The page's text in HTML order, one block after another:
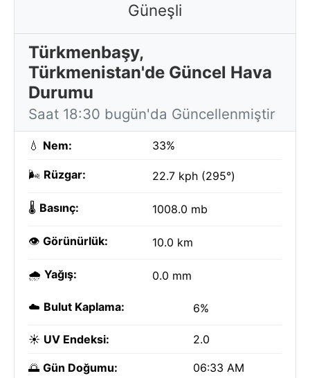
Güneşli
Türkmenbaşy,
Türkmenistan'de Güncel Hava
Durumu
Saat 18:30 bugün'da Güncellenmiştir
💧 Nem: 33%
🌬️ Rüzgar: 22.7 kph (295°)
🌡️ Basınç: 1008.0 mb
👁️ Görünürlük: 10.0 km
🌧️ Yağış: 0.0 mm
☁️ Bulut Kaplama: 6%
☀️ UV Endeksi: 2.0
🌅 Gün Doğumu: 06:33 AM